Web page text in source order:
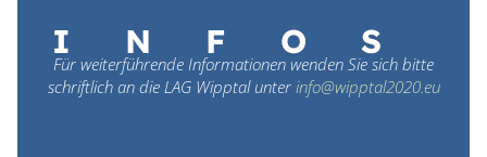
INFOS
Für weiterführende Informationen wenden Sie sich bitte
schriftlich an die LAG Wipptal unter info@wipptal2020.eu